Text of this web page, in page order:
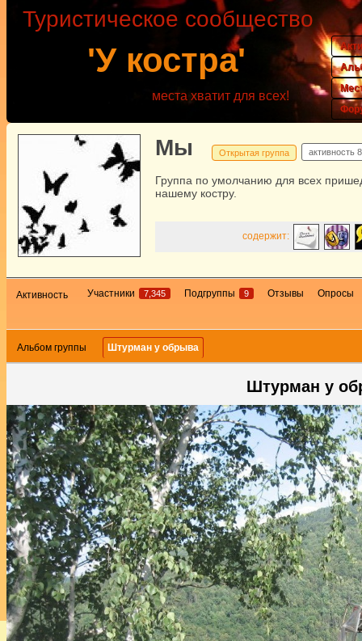
'У костра'
Туристическое сообщество
места хватит для всех!
Мы Открытая группа активность
Группа по умолчанию для всех
нашему костру.
содержит:
Активность Участники 7,345 Подгруппы 9 Отзывы Опросы
Альбом группы Штурман у обрыва
Штурман у